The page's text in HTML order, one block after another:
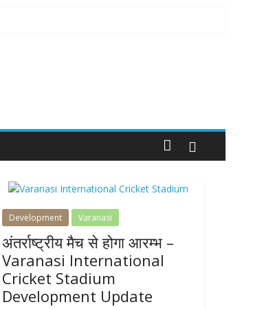
Development Varanasi
अंतर्राष्ट्रीय मैच से होगा आरम्भ –
Varanasi International
Cricket Stadium
Development Update